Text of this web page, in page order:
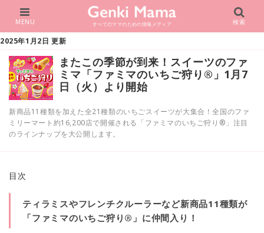
すべてのママのための情報メディア
MENU 検索
2025年1月2日 更新
またこの季節が到来！スイーツのファ
ミマ「ファミマのいちご狩り®」1月7
日（火）より開始
新商品11種類を加えた全21種類のいちごスイーツが大集合！全国のファ
ミリーマート約16,200店で開催される「ファミマのいちご狩り®」注目
のラインナップを大公開します。
目次
ティラミスやフレンチクルーラーなど新商品11種類が
「ファミマのいちご狩り®」に仲間入り！